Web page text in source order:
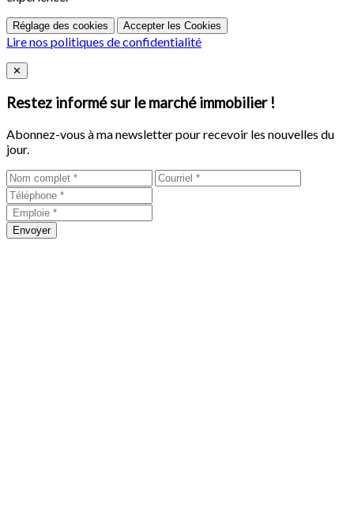
Réglage des cookies Accepter les Cookies
Lire nos politiques de confidentialité
Close
✕
Restez informé sur le marché immobilier !
Abonnez-vous à ma newsletter pour recevoir les nouvelles du
jour.
Envoyer